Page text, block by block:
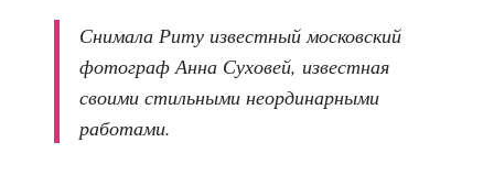
Снимала Риту известный московский
фотограф Анна Суховей, известная
своими стильными неординарными
работами.